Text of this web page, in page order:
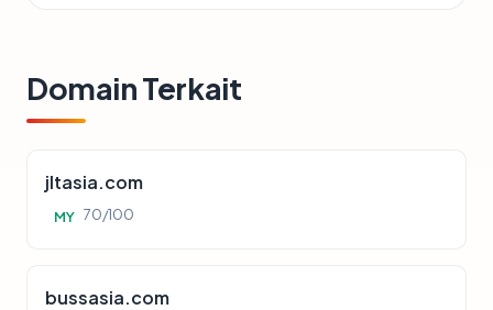
Domain Terkait
jltasia.com
MY 70/100
bussasia.com